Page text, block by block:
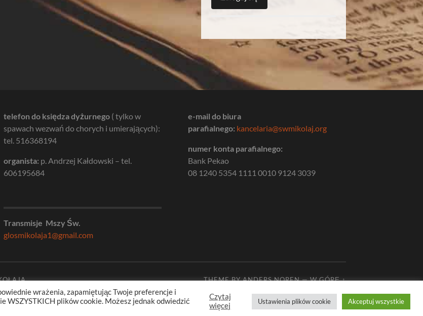
telefon do księdza dyżurnego ( tylko w
spawach wezwań do chorych i umierających):
tel. 516368194
organista: p. Andrzej Kałdowski – tel.
606195684
Transmisje Mszy Św.
glosmikolaja1@gmail.com
e-mail do biura
parafialnego: kancelaria@swmikolaj.org
numer konta parafialnego:
Bank Pekao
08 1240 5354 1111 0010 9124 3039
THEME BYANDERS NOREN—W GÓRĘ ↑
wrażenia, zapamiętując Twoje preferencje i
WSZYSTKICH plików cookie. Możesz jednak odwiedzić
Czytaj
więcej
Ustawienia plików cookie Akceptuj wszystkie